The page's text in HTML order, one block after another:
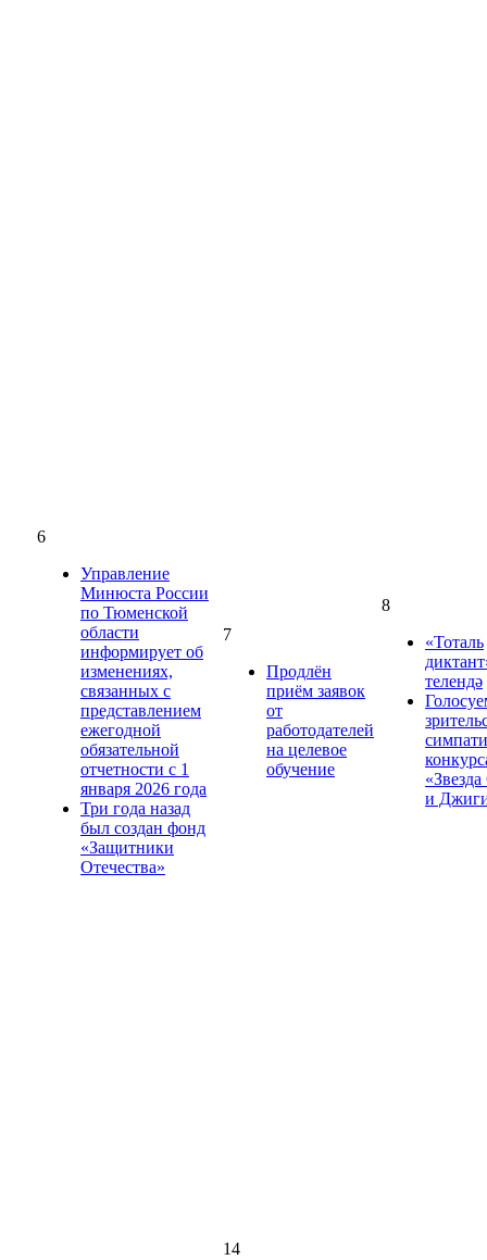
6
Управление
Минюста России
по Тюменской
области
информирует об
изменениях,
связанных с
представлением
ежегодной
обязательной
отчетности с 1
января 2026 года
Три года назад
был создан фонд
«Защитники
Отечества»
7
Продлён
приём заявок
от
работодателей
на целевое
обучение
8
«Тоталь
телендә
и
14